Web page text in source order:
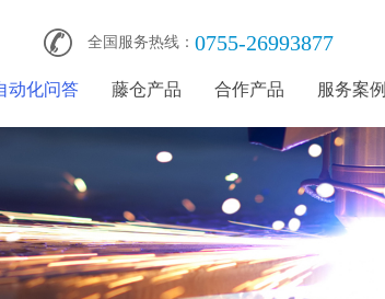
全国服务热线： 0755-26993877
动化问答 藤仓产品 合作产品 服务案例